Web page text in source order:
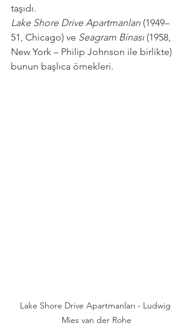
taşıdı.
Lake Shore Drive Apartmanları (1949–
51, Chicago) ve Seagram Binası (1958,
New York – Philip Johnson ile birlikte)
bunun başlıca örnekleri.
Lake Shore Drive Apartmanları - Ludwig
Mies van der Rohe